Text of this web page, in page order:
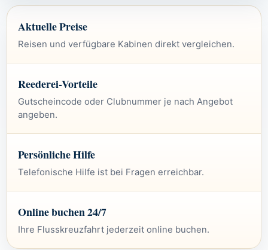
Aktuelle Preise
Reisen und verfügbare Kabinen direkt vergleichen.
Reederei-Vorteile
Gutscheincode oder Clubnummer je nach Angebot
angeben.
Persönliche Hilfe
Telefonische Hilfe ist bei Fragen erreichbar.
Online buchen 24/7
Ihre Flusskreuzfahrt jederzeit online buchen.